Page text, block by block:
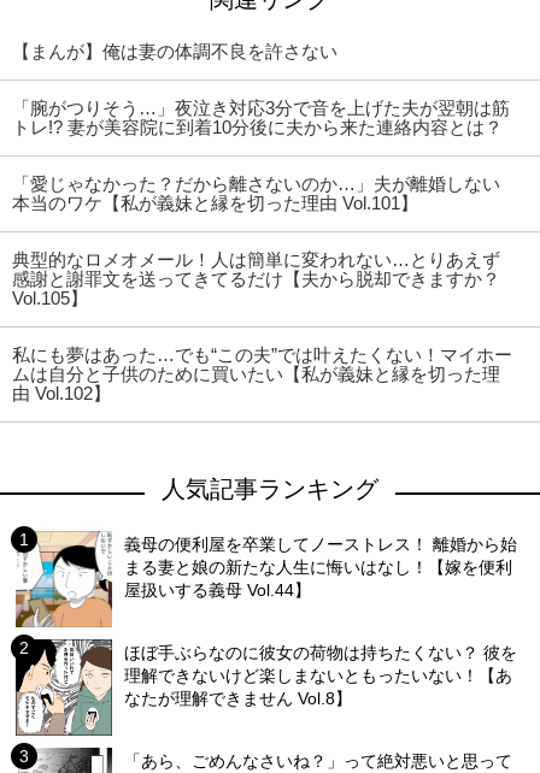
【まんが】俺は妻の体調不良を許さない
「腕がつりそう…」夜泣き対応3分で音を上げた夫が翌朝は筋
トレ!? 妻が美容院に到着10分後に夫から来た連絡内容とは？
「愛じゃなかった？だから離さないのか…」夫が離婚しない
本当のワケ【私が義妹と縁を切った理由 Vol.101】
典型的なロメオメール！人は簡単に変われない…とりあえず
感謝と謝罪文を送ってきてるだけ【夫から脱却できますか？
Vol.105】
私にも夢はあった…でも“この夫”では叶えたくない！マイホー
ムは自分と子供のために買いたい【私が義妹と縁を切った理
由 Vol.102】
人気記事ランキング
義母の便利屋を卒業してノーストレス！ 離婚から始
まる妻と娘の新たな人生に悔いはなし！【嫁を便利
屋扱いする義母 Vol.44】
ほぼ手ぶらなのに彼女の荷物は持ちたくない？ 彼を
理解できないけど楽しまないともったいない！【あ
なたが理解できません Vol.8】
「あら、ごめんなさいね？」って絶対悪いと思って